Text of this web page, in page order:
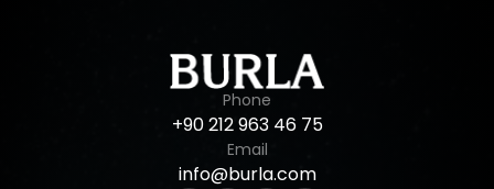
Phone
+90212963 46 75
Email
info@burla.com